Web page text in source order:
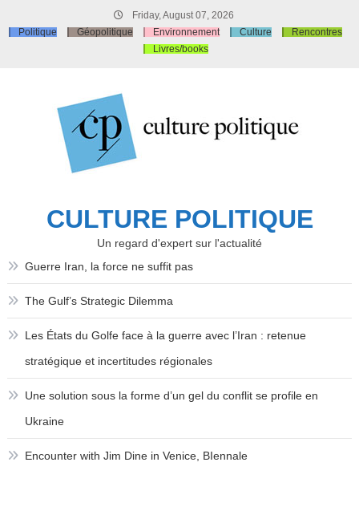
Friday, August 07, 2026
Politique
Géopolitique Environnement Culture
Rencontres
Livres/books
CULTURE POLITIQUE
Un regard d'expert sur l'actualité
Guerre Iran, la force ne suffit pas
The Gulf’s Strategic Dilemma
Les États du Golfe face à la guerre avec l’Iran : retenue
stratégique et incertitudes régionales
Une solution sous la forme d’un gel du conflit se profile en
Ukraine
Encounter with Jim Dine in Venice, BIennale